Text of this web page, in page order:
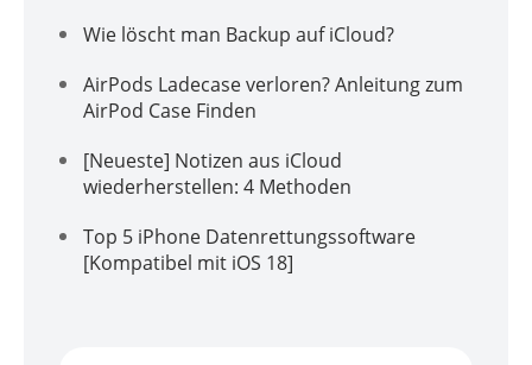
Wie löscht man Backup auf iCloud?
AirPods Ladecase verloren? Anleitung zum
AirPod Case Finden
[Neueste] Notizen aus iCloud
wiederherstellen: 4 Methoden
Top 5 iPhone Datenrettungssoftware
[Kompatibel mit iOS 18]